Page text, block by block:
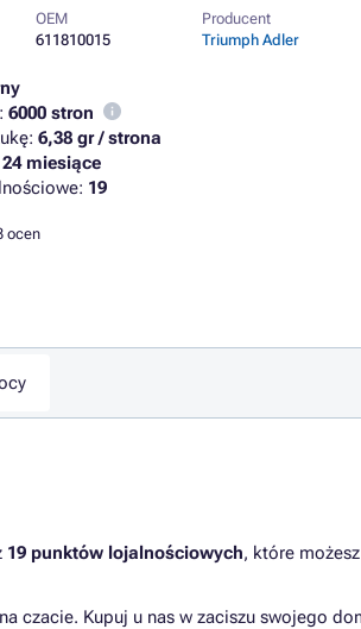
OEM
611810015
Producent
Triumph Adler
6000 stron
6,38 gr / strona
24 miesiące
19
ocen
19 punktów lojalnościowych, które możesz
czacie. Kupuj u nas w zaciszu swojego